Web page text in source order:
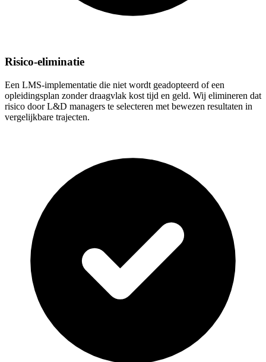
Risico-eliminatie
Een LMS-implementatie die niet wordt geadopteerd of een
opleidingsplan zonder draagvlak kost tijd en geld. Wij elimineren dat
risico door L&D managers te selecteren met bewezen resultaten in
vergelijkbare trajecten.